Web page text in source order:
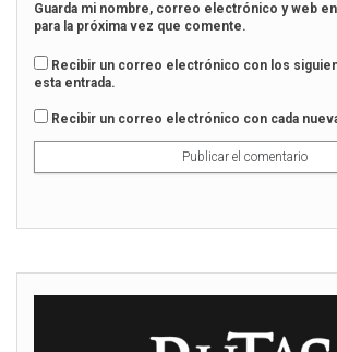
Guarda mi nombre, correo electrónico y web
para la próxima vez que comente.
Recibir un correo electrónico con los
esta entrada.
Recibir un correo electrónico con cada